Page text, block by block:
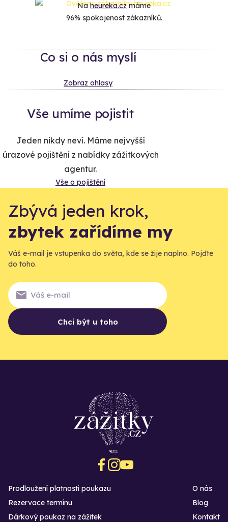
Naheureka.czmáme
96% spokojenost zákazníků.
Co si o nás myslí
Zobraz ohlasy
Vše umíme pojistit
Jeden nikdy neví. Máme nejvyšší
úrazové pojištění z nabídky zážitkových
agentur.
Vše o pojištění
Zbývá jeden krok,
zbytek zařídíme my
Váš e-mail je vstupenka do světa, kde se žije naplno. Pojďte
do toho.
Chci být u toho
Prodloužení platnosti poukazu
Rezervace termínu
Dárkový poukaz na zážitek
O nás
Blog
Kontakt